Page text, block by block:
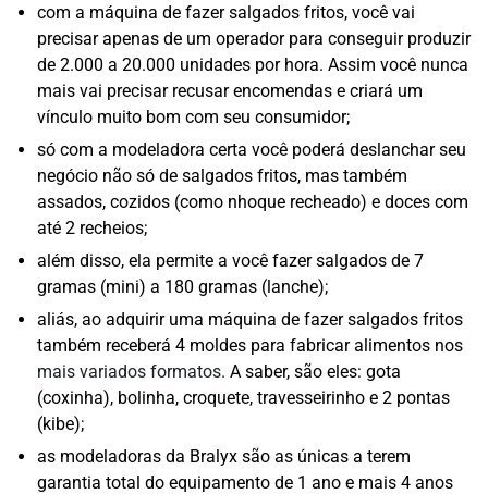
com a máquina de fazer salgados fritos, você vai
precisar apenas de um operador para conseguir produzir
de 2.000 a 20.000 unidades por hora. Assim você nunca
mais vai precisar recusar encomendas e criará um
vínculo muito bom com seu consumidor;
só com a modeladora certa você poderá deslanchar seu
negócio não só de salgados fritos, mas também
assados, cozidos (como nhoque recheado) e doces com
até 2 recheios;
além disso, ela permite a você fazer salgados de 7
gramas (mini) a 180 gramas (lanche);
aliás, ao adquirir uma máquina de fazer salgados fritos
também receberá 4 moldes para fabricar alimentos nos
mais variados formatos. A saber, são eles: gota
(coxinha), bolinha, croquete, travesseirinho e 2 pontas
(kibe);
as modeladoras da Bralyx são as únicas a terem
garantia total do equipamento de 1 ano e mais 4 anos